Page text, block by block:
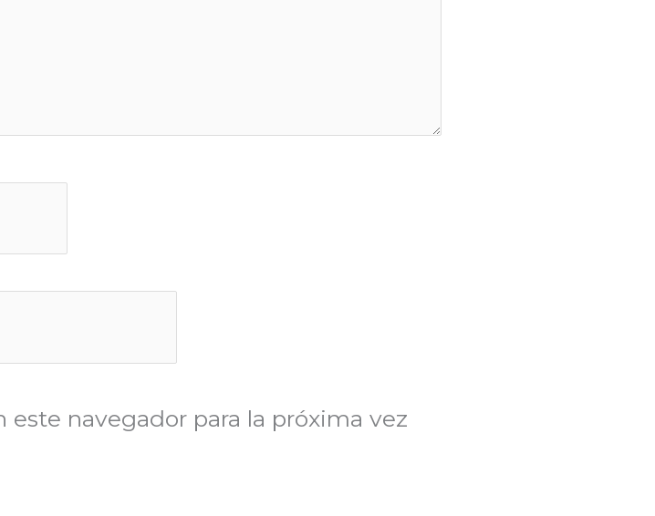
navegador para la próxima vez